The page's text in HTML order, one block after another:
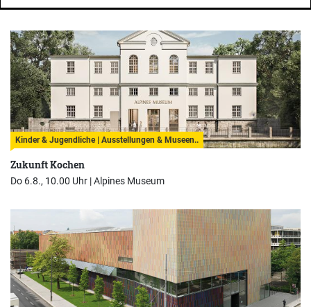
Kinder & Jugendliche | Ausstellungen & Museen..
Zukunft Kochen
Do 6.8., 10.00 Uhr |Alpines Museum